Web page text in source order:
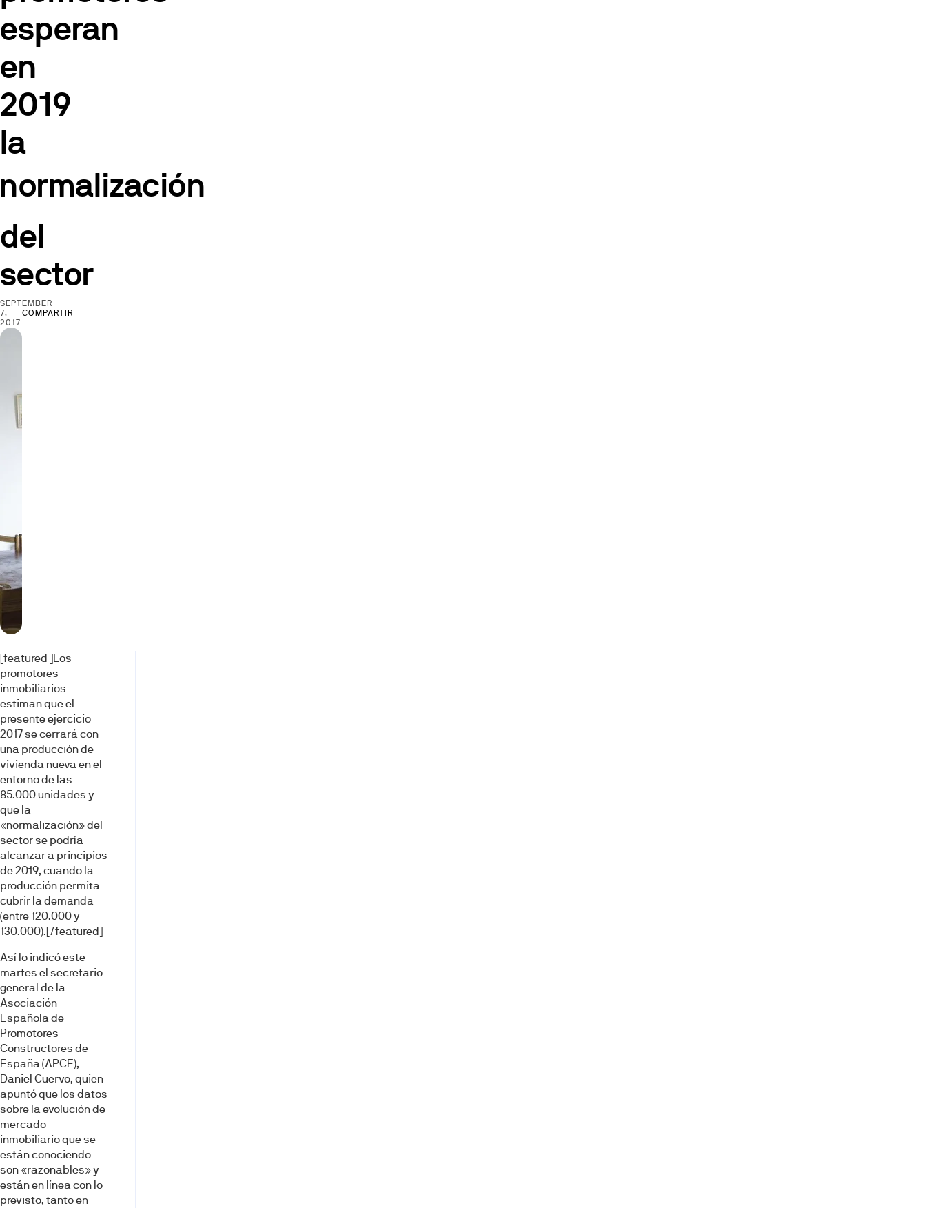
esperan
en
2019
la
normalización
del
sector
SEPTEMBER
7,
2017
COMPARTIR
[featured ]Los
promotores
inmobiliarios
estiman que el
presente ejercicio
2017 se cerrará con
una producción de
vivienda nueva en el
entorno de las
85.000 unidades y
que la
«normalización» del
sector se podría
alcanzar a principios
de 2019, cuando la
producción permita
cubrir la demanda
(entre 120.000 y
130.000).[/featured]
Así lo indicó este
martes el secretario
general de la
Asociación
Española de
Promotores
Constructores de
España (APCE),
Daniel Cuervo, quien
apuntó que los datos
sobre la evolución de
mercado
inmobiliario que se
están conociendo
son «razonables» y
están en línea con lo
previsto, tanto en